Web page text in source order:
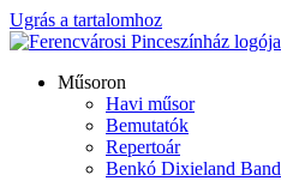
Ugrás a tartalomhoz
Műsoron
Havi műsor
Bemutatók
Repertoár
Benkó Dixieland Band